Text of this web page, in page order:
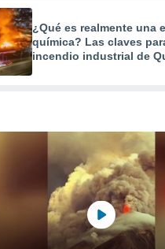
¿Qué es realmente una
química? Las claves
incendio industrial de